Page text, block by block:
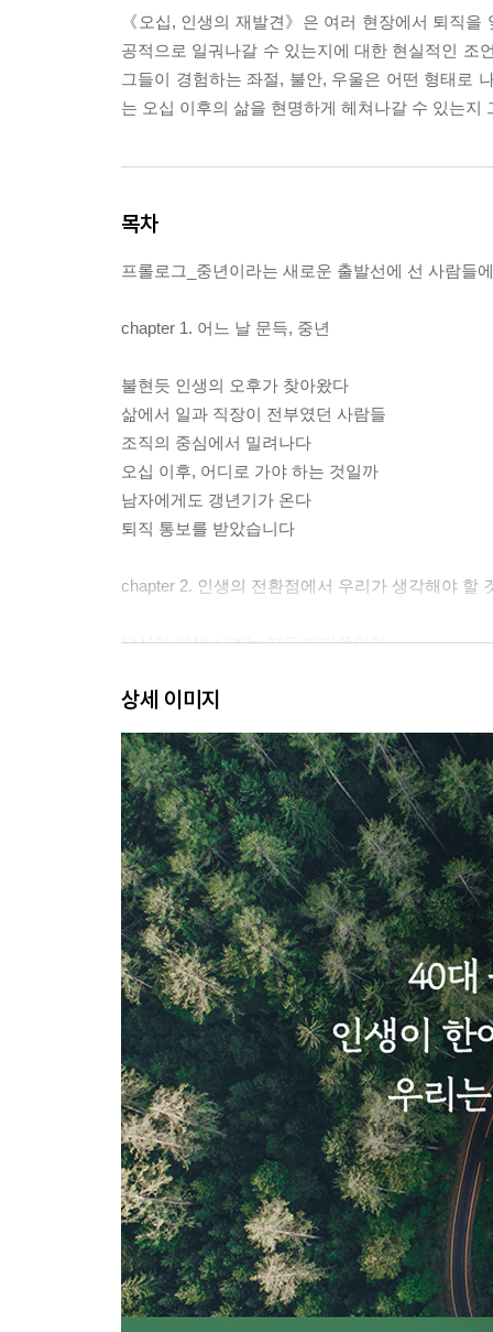
《오십, 인생의 재발견》은 여러 현장에서 퇴직
공적으로 일궈나갈 수 있는지에 대한 현실적인 조
그들이 경험하는 좌절, 불안, 우울은 어떤 형태로
는 오십 이후의 삶을 현명하게 헤쳐나갈 수 있는지
목차
프롤로그_중년이라는 새로운 출발선에 선 사람들
chapter 1. 어느 날 문득, 중년
불현듯 인생의 오후가 찾아왔다
삶에서 일과 직장이 전부였던 사람들
조직의 중심에서 밀려나다
오십 이후, 어디로 가야 하는 것일까
남자에게도 갱년기가 온다
퇴직 통보를 받았습니다
chapter 2. 인생의 전환점에서 우리가 생각해야 할
당신의 인생 시계는 지금 어디쯤인가
중년 남자의 책임감과 사회적 완벽주의
그들이 지금의 위치까지 올 수 있었던 이유
미래를 만들어가는 사람은 나 자신뿐
chapter 3. 그렇게 진짜 나를 다시 만난다
삶을 살아가는 데 필요한 여섯 가지 자본
왜 이 나이에 정체성을 생각해야 하는가
전체의 인생 속에서 발견하는 정체성
“지금 꿈은 뭐야?”라고 아이가 묻는다면
후회하고 싶지 않다면 도전하라
인생은 중요한 기로에서 내린 선택들로 이루어진다
chapter 4. 오십의 파도를 현명하게 헤쳐 나가는 방
취미로만 살기엔 남은 인생이 너무 길다
퇴직에도 예행연습이 필요하다
바깥세상은 생각보다 춥다
100세 시대, 일의 재발견
‘무엇을 원하는가’보다 더 중요한 질문
에필로그_ 같이 힘을 내면 조금은 덜 힘들 테니
상세 이미지